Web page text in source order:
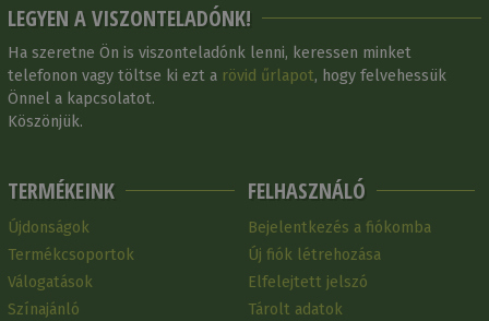
LEGYEN A VISZONTELADÓNK!
Ha szeretne Ön is viszonteladónk lenni, keressen minket
telefonon vagy töltse ki ezt a rövid űrlapot, hogy felvehessük
Önnel a kapcsolatot.
Köszönjük.
TERMÉKEINK
Újdonságok
Termékcsoportok
Válogatások
Színajánló
FELHASZNÁLÓ
Bejelentkezés a fiókomba
Új fiók létrehozása
Elfelejtett jelszó
Tárolt adatok